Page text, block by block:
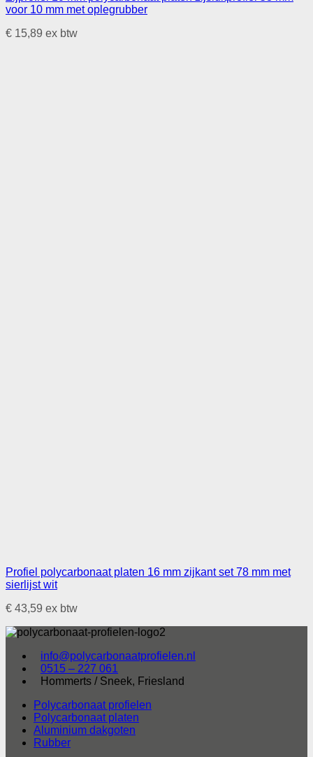
voor 10 mm met oplegrubber
€ 15,89 ex btw
Profiel polycarbonaat platen 16 mm zijkant set 78 mm met
sierlijst wit
€ 43,59 ex btw
info@polycarbonaatprofielen.nl
0515 – 227 061
Hommerts / Sneek, Friesland
Polycarbonaat profielen
Polycarbonaat platen
Aluminium dakgoten
Rubber